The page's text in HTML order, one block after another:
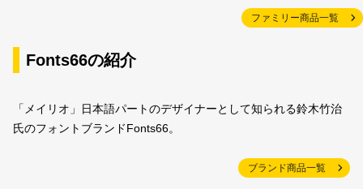
ファミリー商品一覧
Fonts66の紹介
「メイリオ」日本語パートのデザイナーとして知られる鈴木竹治
氏のフォントブランドFonts66。
ブランド商品一覧